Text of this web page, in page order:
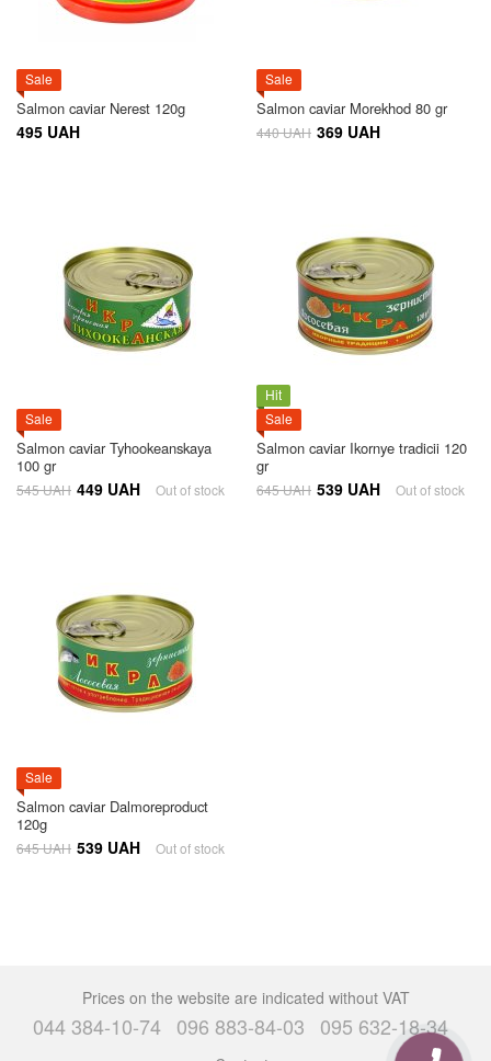
Sale
Salmon caviar Nerest 120g
495 UAH
Sale
Salmon caviar Morekhod 80 gr
440 UAH 369 UAH
Sale
Salmon caviar Tyhookeanskaya
100 gr
545 UAH 449 UAH Out of stock
Hit
Sale
Salmon caviar Ikornye tradicii 120
gr
645 UAH 539 UAH Out of stock
Sale
Salmon caviar Dalmoreproduct
120g
645 UAH 539 UAH Out of stock
Prices on the website are indicated without VAT
044 384-10-74 096 883-84-03 095 632-18-34